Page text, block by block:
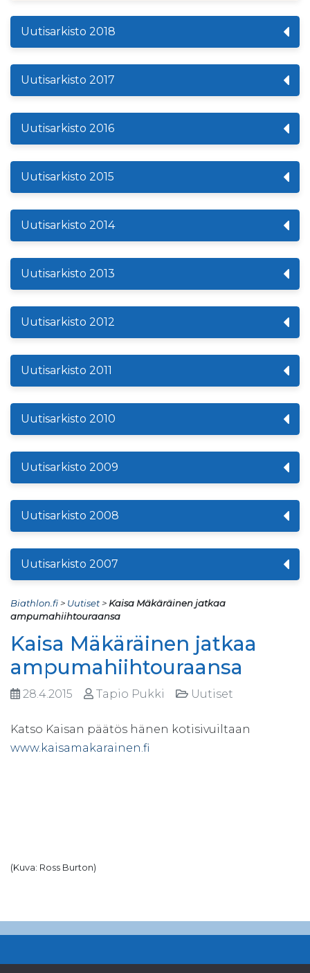
Uutisarkisto 2018
Uutisarkisto 2017
Uutisarkisto 2016
Uutisarkisto 2015
Uutisarkisto 2014
Uutisarkisto 2013
Uutisarkisto 2012
Uutisarkisto 2011
Uutisarkisto 2010
Uutisarkisto 2009
Uutisarkisto 2008
Uutisarkisto 2007
Biathlon.fi> Uutiset> Kaisa Mäkäräinen jatkaa
ampumahiihtouraansa
Kaisa Mäkäräinen jatkaa
ampumahiihtouraansa
28.4.2015 Tapio Pukki Uutiset
Katso Kaisan päätös hänen kotisivuiltaan
www.kaisamakarainen.fi
(Kuva: Ross Burton)